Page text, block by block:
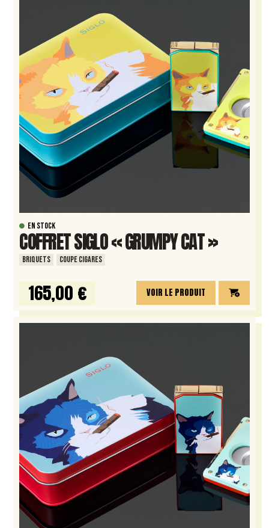
EN STOCK
COFFRET SIGLO « GRUMPY CAT »
BRIQUETS COUPE CIGARES
165,00 € VOIR LE PRODUIT